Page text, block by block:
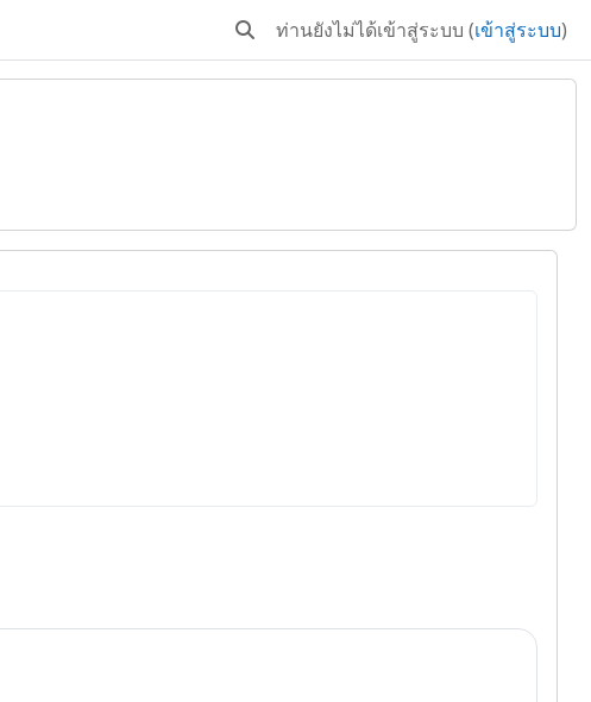
Toggle search input
ท่านยังไม่ได้เข้าสู่ระบบ (เข้าสู่ระบบ)